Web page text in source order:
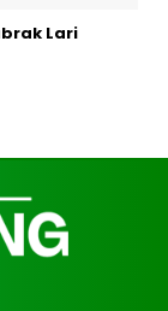
Lari